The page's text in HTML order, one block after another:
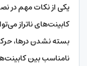
یکی از نکات مهم در
کابینت‌های ناتراز
بسته نشدن درها،
نامناسب بین